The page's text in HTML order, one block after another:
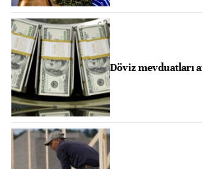
Döviz mevduatları